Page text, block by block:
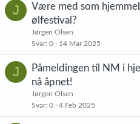
J
Være med som
ølfestival?
Jørgen Olsen
Svar 0 14 Mar 2025
J
Påmeldingen til NM i
nå åpnet!
Jørgen Olsen
Svar 0 4 Feb 2025